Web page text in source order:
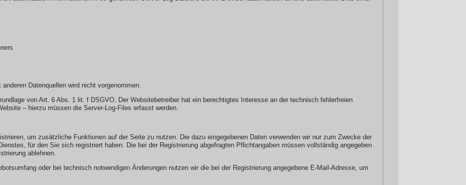
Datenquellen wird nicht vorgenommen.
von Art. 6 Abs. 1 lit. f DSGVO. Der Websitebetreiber hat ein berechtigtes Interesse an der technisch fehlerfreien
– hierzu müssen die Server-Log-Files erfasst werden.
um zusätzliche Funktionen auf der Seite zu nutzen. Die dazu eingegebenen Daten verwenden wir nur zum Zwecke der
für den Sie sich registriert haben. Die bei der Registrierung abgefragten Pflichtangaben müssen vollständig angegeben
ablehnen.
oder bei technisch notwendigen Änderungen nutzen wir die bei der Registrierung angegebene E-Mail-Adresse, um